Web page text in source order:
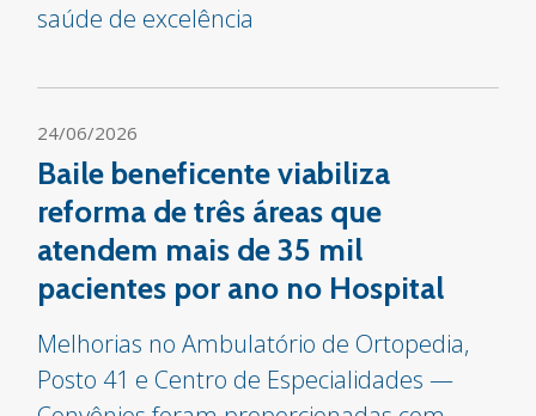
saúde de excelência
24/06/2026
Baile beneficente viabiliza
reforma de três áreas que
atendem mais de 35 mil
pacientes por ano no Hospital
Melhorias no Ambulatório de Ortopedia,
Posto 41 e Centro de Especialidades —